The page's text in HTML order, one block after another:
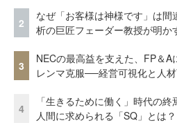
2
なぜ「お客様は神様です」は
析の巨匠フェーダー教授が明か
3
NECの最高益を支えた、FP＆
レンマ克服──経営可視化と人
4
「生きるために働く」時代の
人間に求められる「SQ」とは？